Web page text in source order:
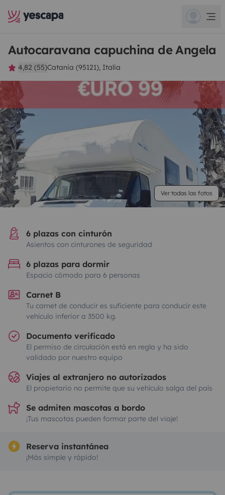
Autocaravana capuchina de Angela
4,82 (55)Catania (95121), Italia
Ver todas las fotos
6 plazas con cinturón
Asientos con cinturones de seguridad
6 plazas para dormir
Espacio cómodo para 6 personas
Carnet B
Tu carnet de conducir es suficiente para conducir este
vehículo inferior a 3500 kg.
Documento verificado
El permiso de circulación está en regla y ha sido
validado por nuestro equipo
Viajes al extranjero no autorizados
El propietario no permite que su vehículo salga del país
Se admiten mascotas a bordo
¡Tus mascotas pueden formar parte del viaje!
Reserva instantánea
¡Más simple y rápido!